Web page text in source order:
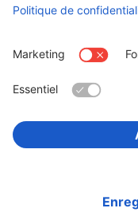
Confidentialité et
Déclaration